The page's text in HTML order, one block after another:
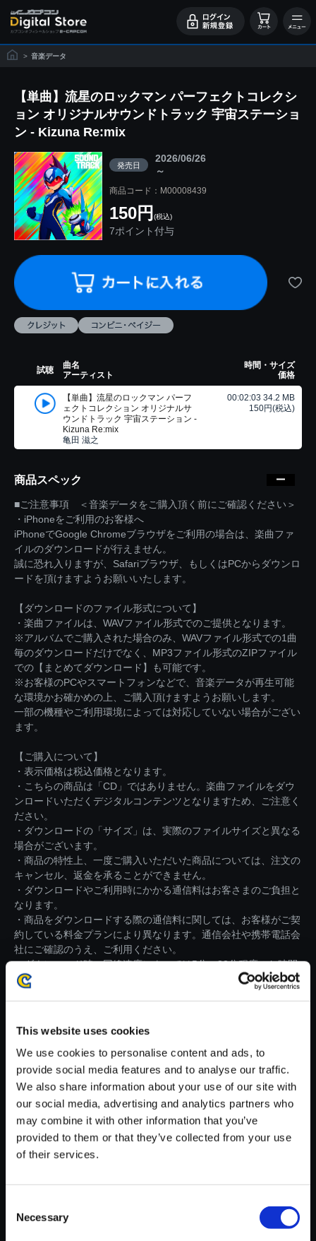
This website uses cookies
We use cookies to personalise content and ads, to
provide social media features and to analyse our traffic.
We also share information about your use of our site with
our social media, advertising and analytics partners who
may combine it with other information that you’ve
provided to them or that they’ve collected from your use
of their services.
Selection
Necessary
> 音楽データ
【単曲】流星のロックマン パーフェクトコレクシ
ョン オリジナルサウンドトラック 宇宙ステーショ
ン - Kizuna Re:mix
発売日
2026/06/26
～
商品コード：M00008439
150円 (税込)
7ポイント付与
試聴
曲名
アーティスト
時間・サイズ
価格
【単曲】流星のロックマン パーフ
ェクトコレクション オリジナルサ
ウンドトラック 宇宙ステーション -
Kizuna Re:mix
亀田 滋之
00:02:03 34.2 MB
150円(税込)
商品スペック
■ご注意事項 ＜音楽データをご購入頂く前にご確認ください＞
・iPhoneをご利用のお客様へ
iPhoneでGoogle Chromeブラウザをご利用の場合は、楽曲ファ
イルのダウンロードが行えません。
誠に恐れ入りますが、Safariブラウザ、もしくはPCからダウンロ
ードを頂けますようお願いいたします。
【ダウンロードのファイル形式について】
・楽曲ファイルは、WAVファイル形式でのご提供となります。
※アルバムでご購入された場合のみ、WAVファイル形式での1曲
毎のダウンロードだけでなく、MP3ファイル形式のZIPファイル
での【まとめてダウンロード】も可能です。
※お客様のPCやスマートフォンなどで、音楽データが再生可能
な環境かお確かめの上、ご購入頂けますようお願いします。
一部の機種やご利用環境によっては対応していない場合がござい
ます。
【ご購入について】
・表示価格は税込価格となります。
・こちらの商品は「CD」ではありません。楽曲ファイルをダウ
ンロードいただくデジタルコンテンツとなりますため、ご注意く
ださい。
・ダウンロードの「サイズ」は、実際のファイルサイズと異なる
場合がございます。
・商品の特性上、一度ご購入いただいた商品については、注文の
キャンセル、返金を承ることができません。
・ダウンロードやご利用時にかかる通信料はお客さまのご負担と
なります。
・商品をダウンロードする際の通信料に関しては、お客様がご契
約している料金プランにより異なります。通信会社や携帯電話会
社にご確認のうえ、ご利用ください。
・ダウンロード時、回線速度によっては5分～82分程度のお時間
がかかる場合がございます。
※ご購入いただいたファイルのダウンロードの際には、通信環境
【単曲】流星のロックマン パー
フェクトコレクション オリジナ
150円